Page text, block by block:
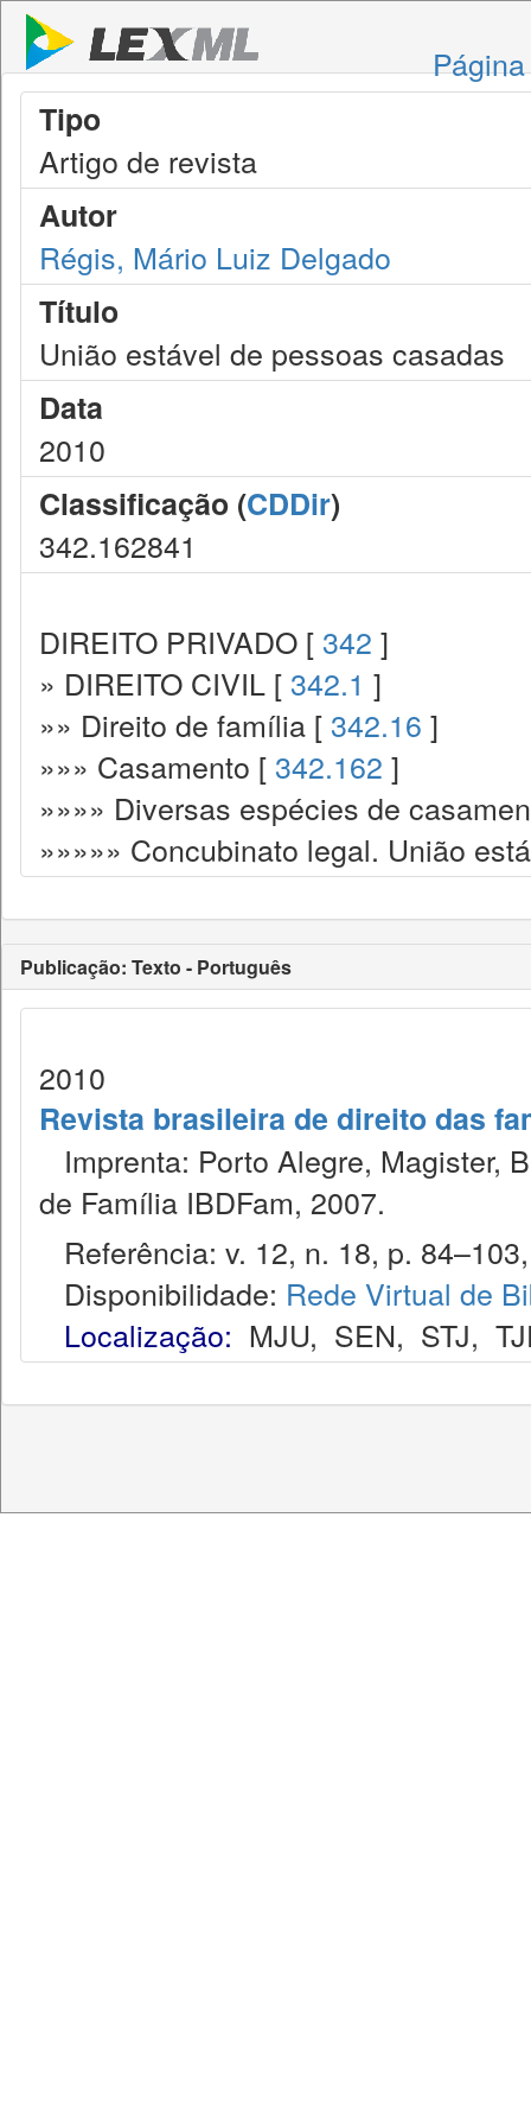
Tipo
Artigo de revista
Autor
Régis, Mário Luiz Delgado
Título
União estável de pessoas casadas
Data
2010
Classificação (CDDir)
342.162841
DIREITO PRIVADO [ 342 ]
» DIREITO CIVIL [ 342.1 ]
»» Direito de família [ 342.16 ]
»»» Casamento [ 342.162 ]
»»»» Diversas espécies de
»»»»» Concubinato legal. União
Publicação: Texto - Português
2010
Revista brasileira de direito das
Imprenta: Porto Alegre, Magister,
de Família IBDFam, 2007.
Referência: v. 12, n. 18, p.
Disponibilidade: Rede Virtual de
Localização: MJU, SEN, STJ,